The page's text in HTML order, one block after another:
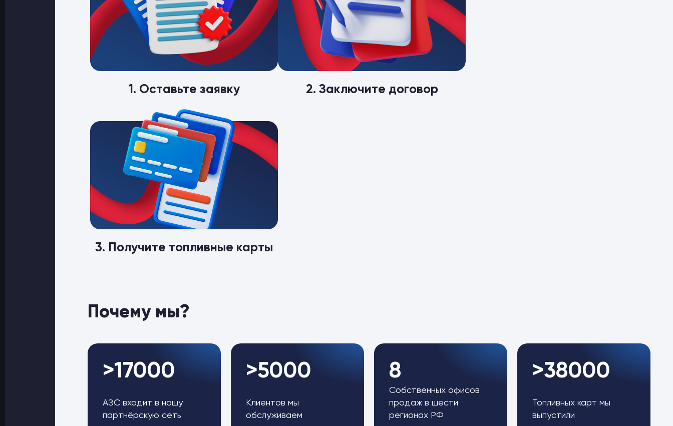
1. Оставьте заявку 2. Заключите договор
3. Получите топливные карты
Почему мы?
>17000
АЗС входит в нашу
партнёрскую сеть
>5000
Клиентов мы
обслуживаем
8
Собственных офисов
продаж в шести
регионах РФ
>38000
Топливных карт мы
выпустили